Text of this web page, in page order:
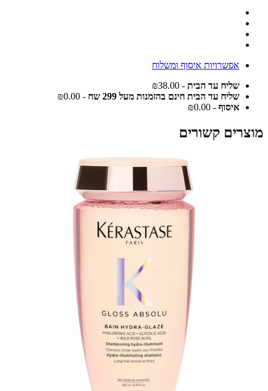
אפשרויות איסוף ומשלוח
שליח עד הבית - ₪38.00
שליח עד הבית חינם בהזמנות מעל 299 שח
- ₪0.00
איסוף - ₪0.00
מוצרים קשורים